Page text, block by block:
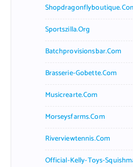
Sportszilla.org
Batchprovisionsbar.com
Brasserie-Gobette.com
Musicrearte.com
Morseysfarms.com
Riverviewtennis.com
Official-Kelly-Toys-